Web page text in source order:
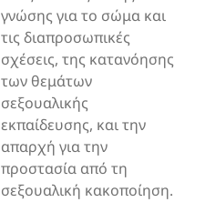
γνώσης για το σώμα και
τις διαπροσωπικές
σχέσεις, της κατανόησης
των θεμάτων
σεξουαλικής
εκπαίδευσης, και την
απαρχή για την
προστασία από τη
σεξουαλική κακοποίηση.